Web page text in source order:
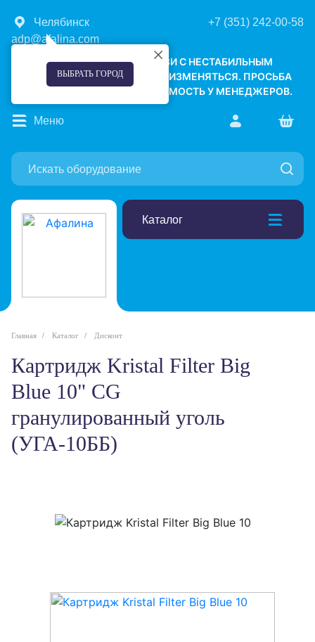
Челябинск
ВЫБРАТЬ ГОРОД
+7 (351) 242-00-58
adp@afalina.com
УВАЖАЕМЫЕ КЛИЕНТЫ! В СВЯЗИ С НЕСТАБИЛЬНЫМ
КУРСОМ ВАЛЮТ, ЦЕНЫ МОГУТ ИЗМЕНЯТЬСЯ. ПРОСЬБА
УТОЧНЯТЬ АКТУАЛЬНУЮ СТОИМОСТЬ У МЕНЕДЖЕРОВ.
Каталог
Меню
Главная Каталог Дисконт
Картридж Kristal Filter Big
Blue 10" CG
гранулированный уголь
(УГА-10ББ)